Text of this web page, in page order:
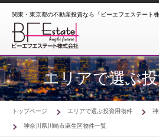
関東・東京都の不動産投資なら「ビーエフエステート株
エリアで選ぶ
トップページ エリアで選ぶ投資用物件
神奈川県川崎市麻生区物件一覧